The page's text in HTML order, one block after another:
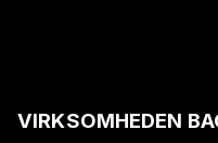
VIRKSOMHEDEN